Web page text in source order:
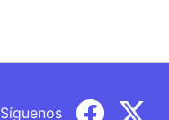
Síguenos